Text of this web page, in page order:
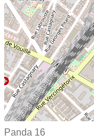
Panda 16